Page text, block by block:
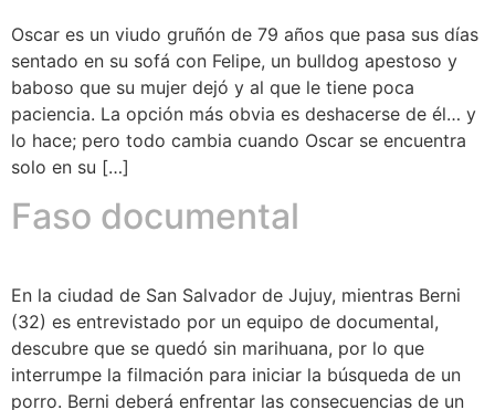
Oscar es un viudo gruñón de 79 años que pasa sus días
sentado en su sofá con Felipe, un bulldog apestoso y
baboso que su mujer dejó y al que le tiene poca
paciencia. La opción más obvia es deshacerse de él… y
lo hace; pero todo cambia cuando Oscar se encuentra
solo en su […]
Faso documental
En la ciudad de San Salvador de Jujuy, mientras Berni
(32) es entrevistado por un equipo de documental,
descubre que se quedó sin marihuana, por lo que
interrumpe la filmación para iniciar la búsqueda de un
porro. Berni deberá enfrentar las consecuencias de un